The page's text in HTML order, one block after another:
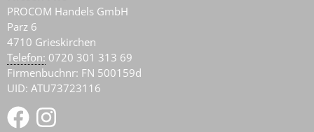
PROCOM Handels GmbH
Parz 6
4710 Grieskirchen
AT
Telefon: 0720 301 313 69
Firmenbuchnr: FN 500159d
UID: ATU73723116